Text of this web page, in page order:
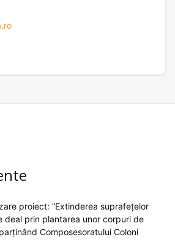
proiect: ”Extinderea suprafețelor
deal prin plantarea unor corpuri de
Composesoratului Coloni